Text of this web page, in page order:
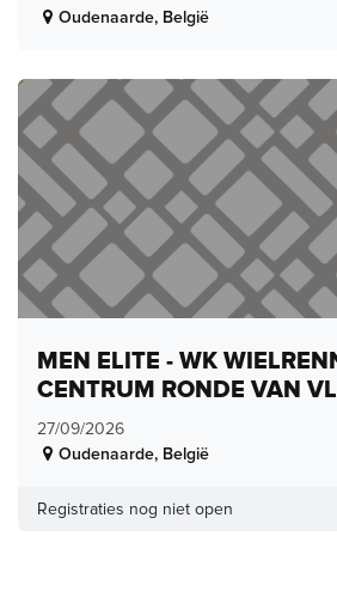
Oudenaarde, België
MEN ELITE - WK
CENTRUM RONDE VAN
27/09/2026
Oudenaarde, België
Registraties nog niet open